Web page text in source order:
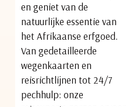
en geniet van de
natuurlijke essentie van
het Afrikaanse erfgoed.
Van gedetailleerde
wegenkaarten en
reisrichtlijnen tot 24/7
pechhulp: onze